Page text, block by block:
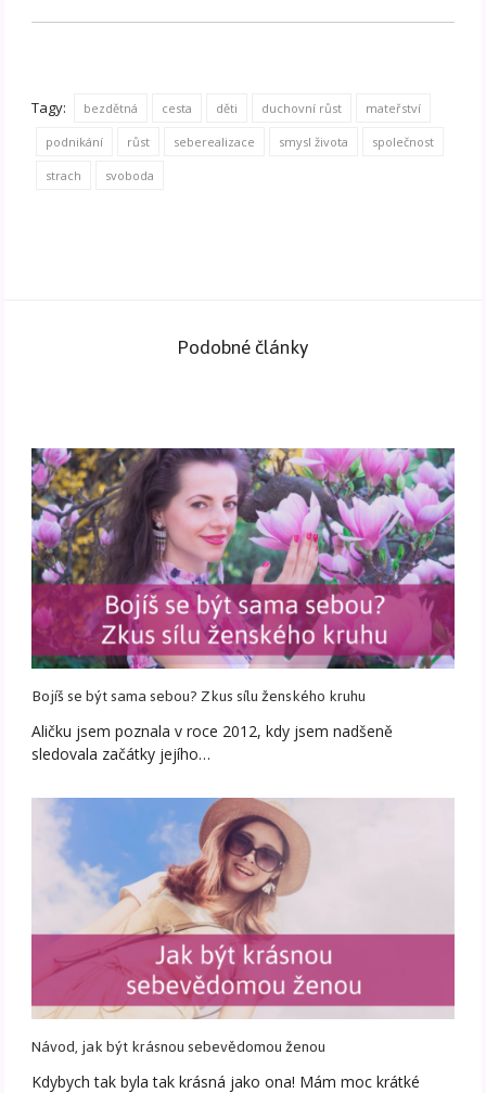
Tagy: bezdětná cesta děti duchovní růst mateřství
podnikání růst seberealizace smysl života společnost
strach svoboda
Podobné články
Bojíš se být sama sebou? Zkus sílu ženského kruhu
Aličku jsem poznala v roce 2012, kdy jsem nadšeně
sledovala začátky jejího…
Návod, jak být krásnou sebevědomou ženou
Kdybych tak byla tak krásná jako ona! Mám moc krátké